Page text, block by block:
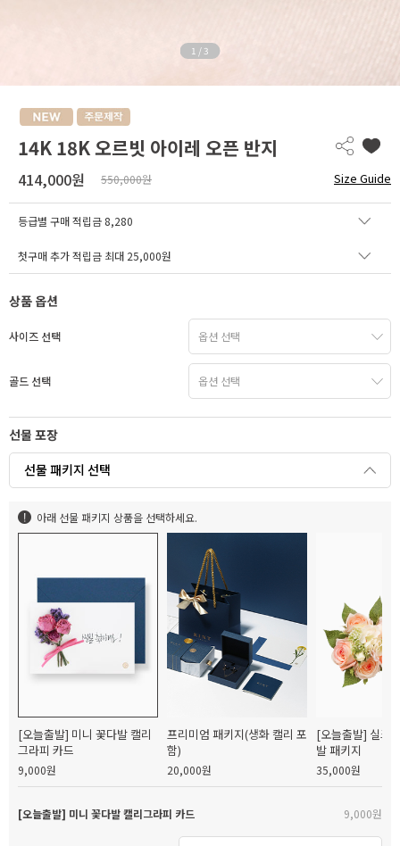
1 / 3
14K 18K 오르빗 아이레 오픈 반지
414,000원 550,000원 Size Guide
등급별 구매 적립금 8,280
첫구매 추가 적립금 최대 25,000원
상품 옵션
사이즈 선택
골드 선택
선물 포장
선물 패키지 선택
아래 선물 패키지 상품을 선택하세요.
[오늘출발] 미니 꽃다발 캘리
그라피 카드
9,000원
프리미엄 패키지(생화 캘리 포
함)
20,000원
[오늘출발] 실크
발 패키지
35,000원
[오늘출발] 미니 꽃다발 캘리그라피 카드 9,000원